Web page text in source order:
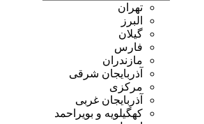
تهران
البرز
گیلان
فارس
مازندران
آذربایجان شرقی
مرکزی
آذربایجان غربی
کهگیلویه و بویراحمد